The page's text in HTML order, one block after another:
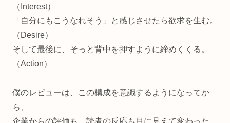
（Interest）
「自分にもこうなれそう」と感じさせたら欲求を生む。
（Desire）
そして最後に、そっと背中を押すように締めくくる。
（Action）
僕のレビューは、この構成を意識するようになってか
ら、
企業からの評価も、読者の反応も目に見えて変わった。